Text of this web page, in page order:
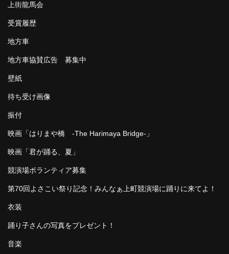
上街龍馬会
受賞履歴
地方車
地方車協賛広告 募集中
壁紙
待ち受け画像
振付
映画「はりまや橋 -The Harimaya Bridge-」
映画「君が踊る、夏」
競演場ボランティア募集
第70回よさこい祭り記念！みんなぁ上町競演場に踊りに来てよ！
衣装
踊り子さんの写真をプレゼント！
音楽